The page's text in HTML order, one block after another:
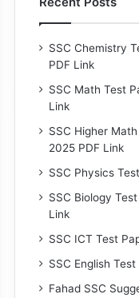
SSC Chemistry
PDF Link
SSC Math Test
Link
SSC Higher
2025 PDF Link
SSC Physics
SSC Biology
Link
SSC ICT Test
SSC English
Fahad SSC